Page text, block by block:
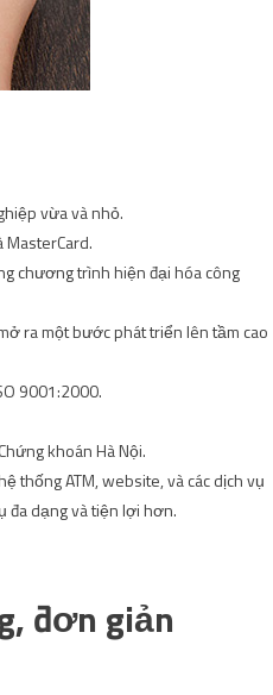
vừa và nhỏ.
chương trình hiện đại hóa công
ra một bước phát triển lên tầm cao
9001:2000.
khoán Hà Nội.
thống ATM, website, và các dịch vụ
đa dạng và tiện lợi hơn.
đơn giản